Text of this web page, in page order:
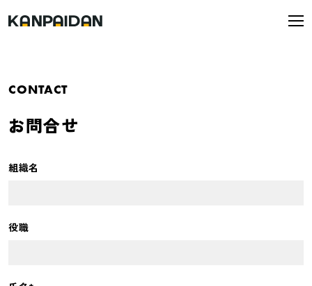
CONTACT
お問合せ
組織名
役職